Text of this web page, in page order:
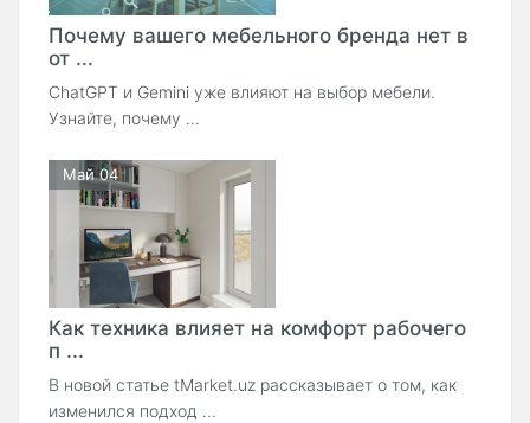
Почему вашего мебельного бренда нет в
от ...
ChatGPT и Gemini уже влияют на выбор мебели.
Узнайте, почему ...
Май 04
Как техника влияет на комфорт рабочего
п ...
В новой статье tMarket.uz рассказывает о том, как
изменился подход ...